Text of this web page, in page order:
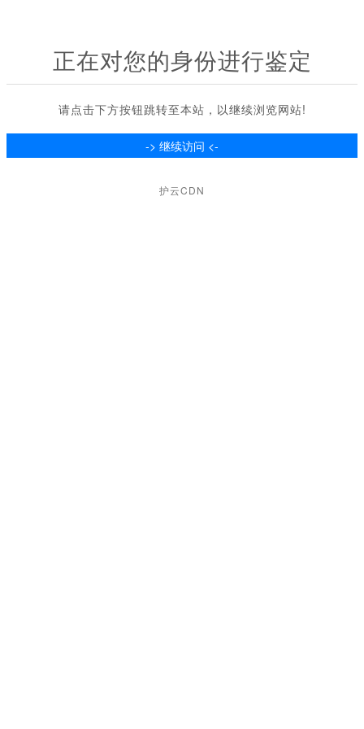
正在对您的身份进行鉴定
请点击下方按钮跳转至本站，以继续浏览网站!
护云CDN